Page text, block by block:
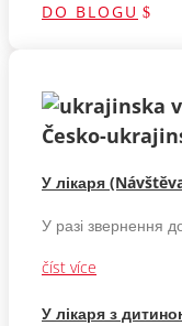
DO BLOGU
Česko-
У лікаря
У разі звернення
číst více
У лікаря з